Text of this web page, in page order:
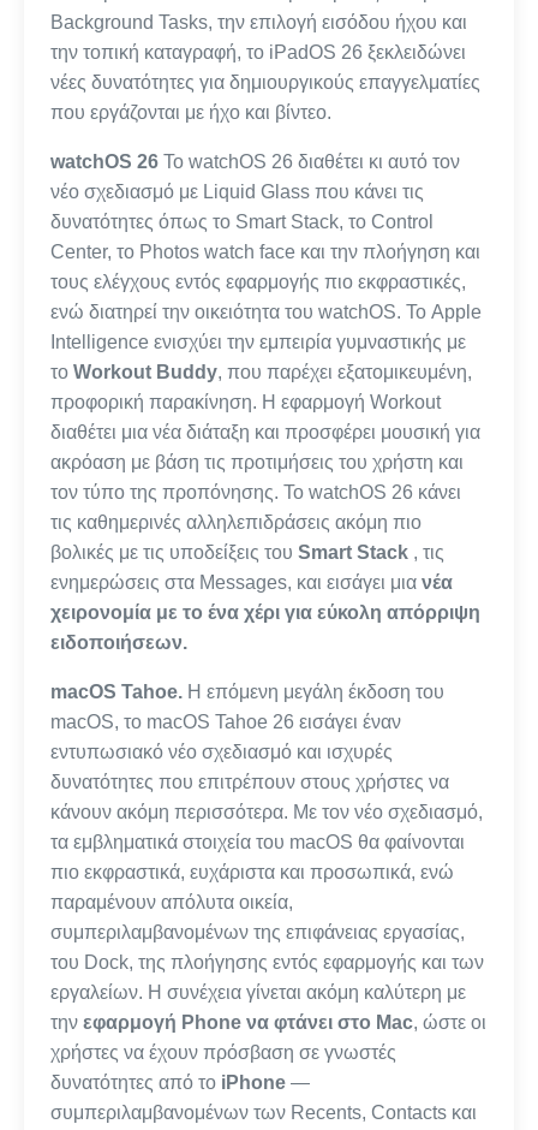
Background Tasks, την επιλογή εισόδου ήχου και
την τοπική καταγραφή, το iPadOS 26 ξεκλειδώνει
νέες δυνατότητες για δημιουργικούς επαγγελματίες
που εργάζονται με ήχο και βίντεο.
watchOS 26 Το watchOS 26 διαθέτει κι αυτό τον
νέο σχεδιασμό με Liquid Glass που κάνει τις
δυνατότητες όπως το Smart Stack, το Control
Center, το Photos watch face και την πλοήγηση και
τους ελέγχους εντός εφαρμογής πιο εκφραστικές,
ενώ διατηρεί την οικειότητα του watchOS. Το Apple
Intelligence ενισχύει την εμπειρία γυμναστικής με
τοWorkout Buddy, που παρέχει εξατομικευμένη,
προφορική παρακίνηση. Η εφαρμογή Workout
διαθέτει μια νέα διάταξη και προσφέρει μουσική για
ακρόαση με βάση τις προτιμήσεις του χρήστη και
τον τύπο της προπόνησης. Το watchOS 26 κάνει
τις καθημερινές αλληλεπιδράσεις ακόμη πιο
βολικές με τις υποδείξεις τουSmart Stack , τις
ενημερώσεις στα Messages, και εισάγει μιανέα
χειρονομία με το ένα χέρι για εύκολη απόρριψη
ειδοποιήσεων.
macOS Tahoe. Η επόμενη μεγάλη έκδοση του
macOS, το macOS Tahoe 26 εισάγει έναν
εντυπωσιακό νέο σχεδιασμό και ισχυρές
δυνατότητες που επιτρέπουν στους χρήστες να
κάνουν ακόμη περισσότερα. Με τον νέο σχεδιασμό,
τα εμβληματικά στοιχεία του macOS θα φαίνονται
πιο εκφραστικά, ευχάριστα και προσωπικά, ενώ
παραμένουν απόλυτα οικεία,
συμπεριλαμβανομένων της επιφάνειας εργασίας,
του Dock, της πλοήγησης εντός εφαρμογής και των
εργαλείων. Η συνέχεια γίνεται ακόμη καλύτερη με
τηνεφαρμογή Phone να φτάνει στο Mac, ώστε οι
χρήστες να έχουν πρόσβαση σε γνωστές
δυνατότητες από το iPhone —
συμπεριλαμβανομένων των Recents, Contacts και